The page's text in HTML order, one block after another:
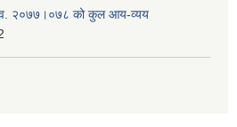
२०७७।०७८ को कुल आय-व्यय